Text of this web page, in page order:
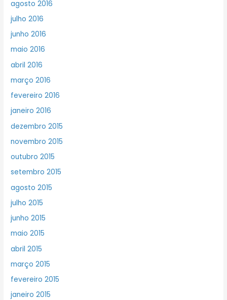
agosto 2016
julho 2016
junho 2016
maio 2016
abril 2016
março 2016
fevereiro 2016
janeiro 2016
dezembro 2015
novembro 2015
outubro 2015
setembro 2015
agosto 2015
julho 2015
junho 2015
maio 2015
abril 2015
março 2015
fevereiro 2015
janeiro 2015